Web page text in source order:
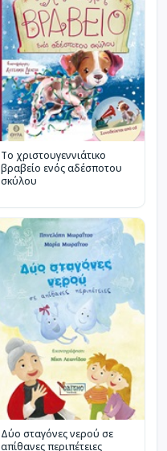
Το χριστουγεννιάτικο
βραβείο ενός αδέσποτου
σκύλου
Δύο σταγόνες νερού σε
απίθανες περιπέτειες